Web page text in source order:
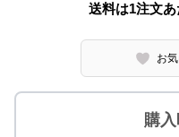
送料は1注文あ
お
購